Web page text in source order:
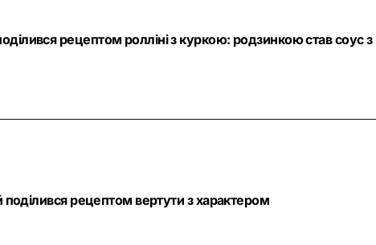
рецептом ролліні з куркою: родзинкою став соус з
поділився рецептом вертути з характером